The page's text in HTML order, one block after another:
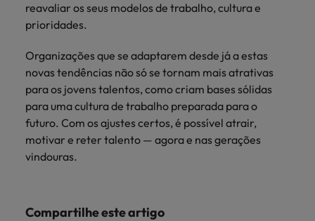
reavaliar os seus modelos de trabalho, cultura e
prioridades.
Organizações que se adaptarem desde já a estas
novas tendências não só se tornam mais atrativas
para os jovens talentos, como criam bases sólidas
para uma cultura de trabalho preparada para o
futuro. Com os ajustes certos, é possível atrair,
motivar e reter talento — agora e nas gerações
vindouras.
Compartilhe este artigo